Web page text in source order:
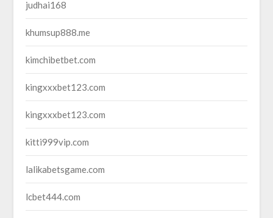
judhai168
khumsup888.me
kimchibetbet.com
kingxxxbet123.com
kingxxxbet123.com
kitti999vip.com
lalikabetsgame.com
lcbet444.com